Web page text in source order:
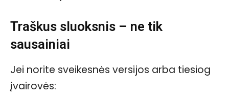
Traškus sluoksnis – ne tik
sausainiai
Jei norite sveikesnės versijos arba tiesiog
įvairovės: